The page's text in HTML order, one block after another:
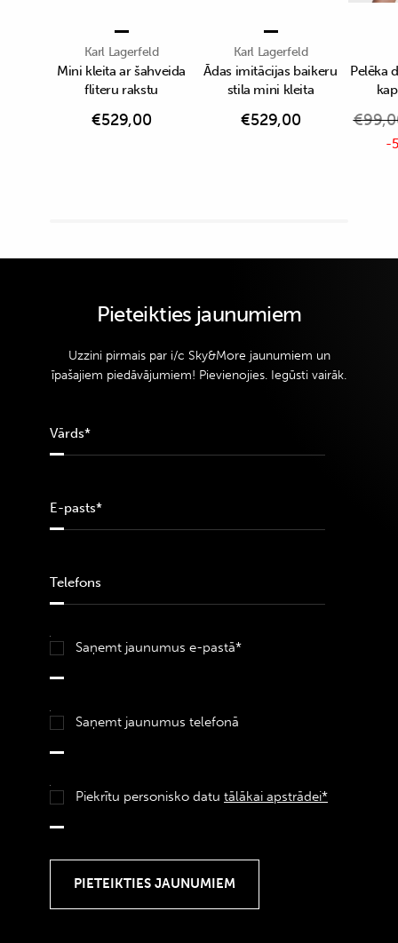
Karl Lagerfeld
Mini kleita ar šahveida
fliteru rakstu
€529,00
Karl Lagerfeld
Ādas imitācijas baikeru
stila mini kleita
€529,00
Pelēka
€
-
Pieteikties jaunumiem
Uzzini pirmais par i/c Sky&More jaunumiem un
īpašajiem piedāvājumiem! Pievienojies. Iegūsti vairāk.
Saņemt jaunumus e-pastā*
Saņemt jaunumus telefonā
Piekrītu personisko datu tālākai apstrādei*